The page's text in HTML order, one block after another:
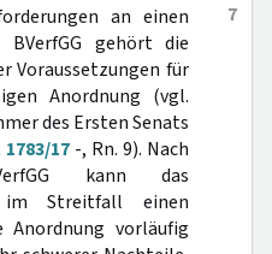
7
an einen
gehört die
Voraussetzungen für
Anordnung (vgl.
des Ersten Senats
1783/17 -, Rn. 9). Nach
kann das
im Streitfall einen
Anordnung vorläufig